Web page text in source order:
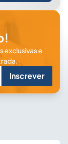
exclusivas e
Inscrever